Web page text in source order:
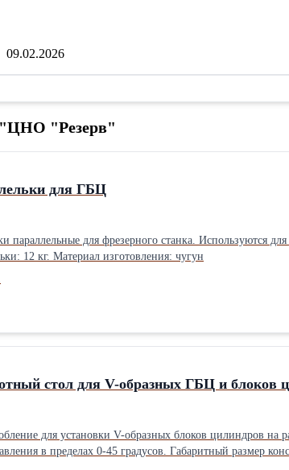
09.02.2026
"ЦНО "Резерв"
для ГБЦ
параллельные для фрезерного станка. Используются
12 кг. Материал изготовления: чугун
стол для V-образных ГБЦ и блоков
для установки V-образных блоков цилиндров на
в пределах 0-45 градусов. Габаритный размер
90 кг.